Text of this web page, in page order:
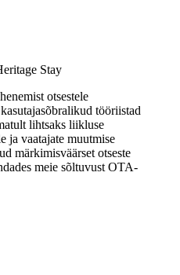
Stay
otsestele
tööriistad
lihtsaks liikluse
ja vaatajate muutmise
märkimisväärset otseste
meie sõltuvust OTA-